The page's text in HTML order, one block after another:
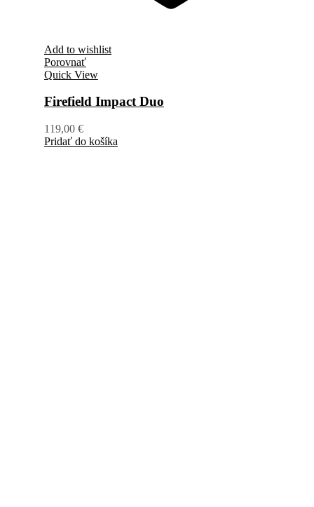
Add to wishlist
Porovnať
Quick View
Firefield Impact Duo
119,00 €
Pridať do košíka